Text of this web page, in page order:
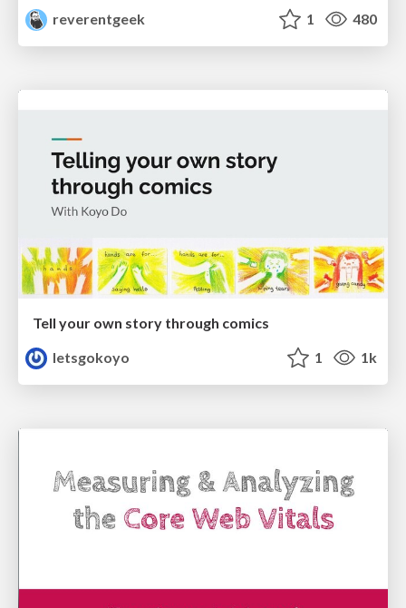
reverentgeek
1 480
Tell your own story through comics
letsgokoyo
1 1k